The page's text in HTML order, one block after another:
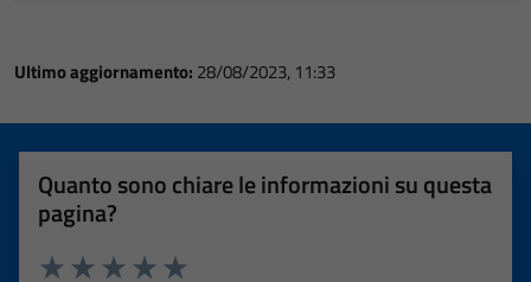
Ultimo aggiornamento: 28/08/2023, 11:33
Quanto sono chiare le informazioni su questa
pagina?